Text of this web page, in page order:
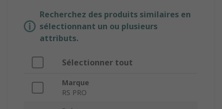
Recherchez des produits similaires en
sélectionnant un ou plusieurs
attributs.
Sélectionner tout
Marque
RS PRO